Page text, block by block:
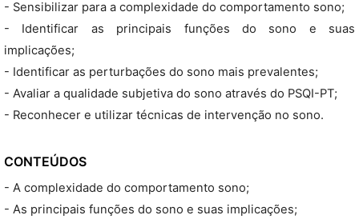
- Sensibilizar para a complexidade do comportamento sono;
- Identificar as principais funções do sono e suas
implicações;
- Identificar as perturbações do sono mais prevalentes;
- Avaliar a qualidade subjetiva do sono através do PSQI-PT;
- Reconhecer e utilizar técnicas de intervenção no sono.
CONTEÚDOS
- A complexidade do comportamento sono;
- As principais funções do sono e suas implicações;